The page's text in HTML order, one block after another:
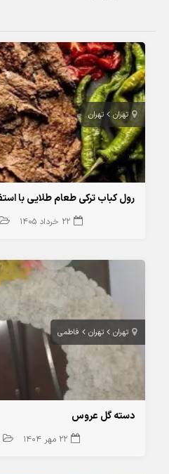
تهران تهران
22 خرداد 1405
تهران تهران فاطمی
دسته گل عروس
22 مهر 1404